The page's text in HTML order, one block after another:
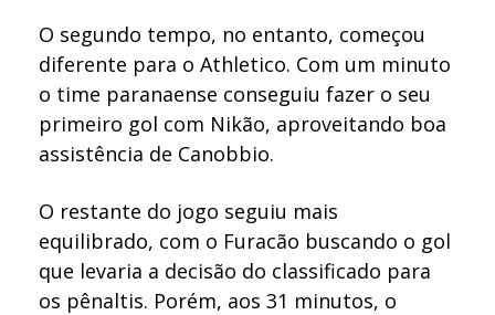
O segundo tempo, no entanto, começou
diferente para o Athletico. Com um minuto
o time paranaense conseguiu fazer o seu
primeiro gol com Nikão, aproveitando boa
assistência de Canobbio.
O restante do jogo seguiu mais
equilibrado, com o Furacão buscando o gol
que levaria a decisão do classificado para
os pênaltis. Porém, aos 31 minutos, o